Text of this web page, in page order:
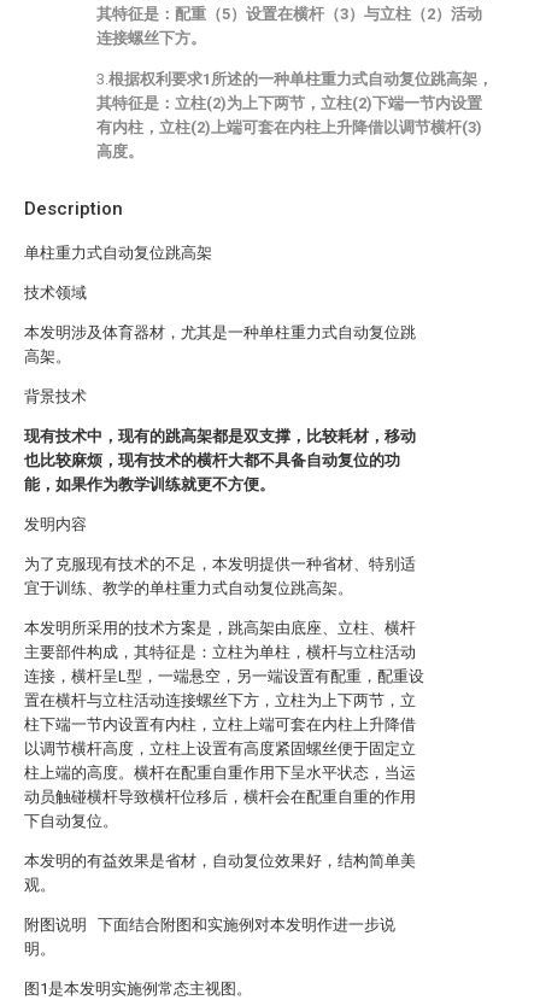
Description
单柱重力式自动复位跳高架
技术领域
本发明涉及体育器材，尤其是一种单柱重力式自动复位跳
高架。
背景技术
现有技术中，现有的跳高架都是双支撑，比较耗材，移动
也比较麻烦，现有技术的横杆大都不具备自动复位的功
能，如果作为教学训练就更不方便。
发明内容
为了克服现有技术的不足，本发明提供一种省材、特别适
宜于训练、教学的单柱重力式自动复位跳高架。
本发明所采用的技术方案是，跳高架由底座、立柱、横杆
主要部件构成，其特征是：立柱为单柱，横杆与立柱活动
连接，横杆呈L型，一端悬空，另一端设置有配重，配重设
置在横杆与立柱活动连接螺丝下方，立柱为上下两节，立
柱下端一节内设置有内柱，立柱上端可套在内柱上升降借
以调节横杆高度，立柱上设置有高度紧固螺丝便于固定立
柱上端的高度。横杆在配重自重作用下呈水平状态，当运
动员触碰横杆导致横杆位移后，横杆会在配重自重的作用
下自动复位。
本发明的有益效果是省材，自动复位效果好，结构简单美
观。
附图说明 下面结合附图和实施例对本发明作进一步说
明。
图1是本发明实施例常态主视图。
其特征是：配重（5）设置在横杆（3）与立柱（2）活动
连接螺丝下方。
3.根据权利要求1所述的一种单柱重力式自动复位跳高架，
其特征是：立柱(2)为上下两节，立柱(2)下端一节内设置
有内柱，立柱(2)上端可套在内柱上升降借以调节横杆(3)
高度。